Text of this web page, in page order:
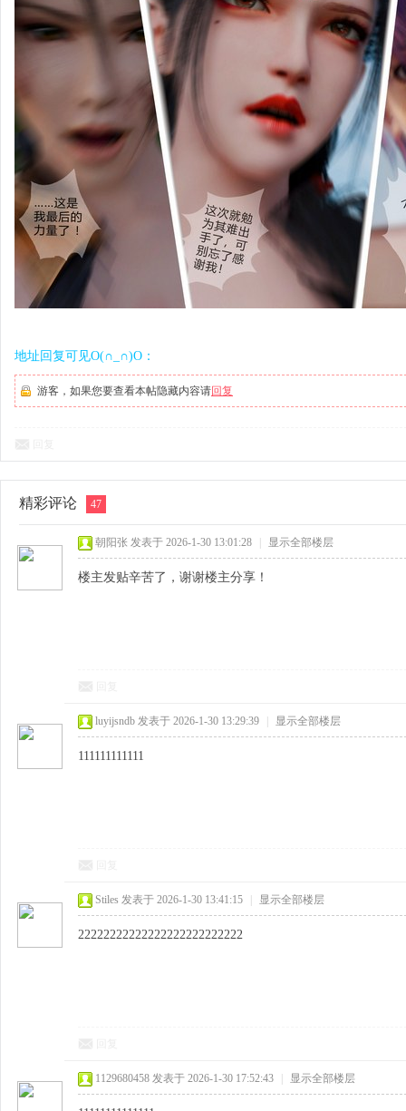
地址回复可见O(∩_∩)O：
游客，如果您要查看本帖隐藏内容请回复
精彩评论 47
朝阳张 发表于 2026-1-30 13:01:28 显示全部楼层
楼主发贴辛苦了，谢谢楼主分享！
luyijsndb 发表于 2026-1-30 13:29:39 显示全部楼层
111111111111
Stiles 发表于 2026-1-30 13:41:15 显示全部楼层
22222222222222222222222222
1129680458 发表于 2026-1-30 17:52:43 显示全部楼层